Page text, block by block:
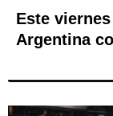
Este
Argentina